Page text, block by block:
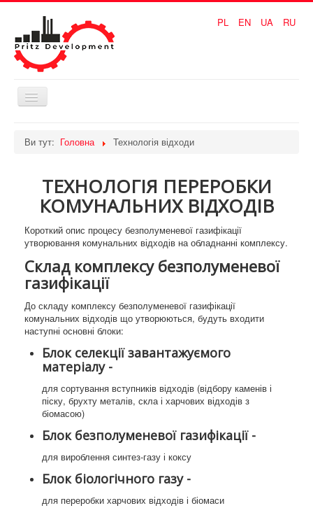
PL EN UA RU
Перемикач
навігації
Технологія вугілля
Сировина і продукція
ПЕРЕВАГИ
КОНТАКТИ
Ви тут: Головна Технологія відходи
ТЕХНОЛОГІЯ ПЕРЕРОБКИ
КОМУНАЛЬНИХ ВІДХОДІВ
Короткий опис процесу безполуменевої газифікації
утворювання комунальних відходів на обладнанні комплексу.
Склад комплексу безполуменевої
газифікації
До складу комплексу безполуменевої газифікації
комунальних відходів що утворюються, будуть входити
наступні основні блоки:
Блок селекції завантажуємого
матеріалу -
для сортування вступників відходів (відбору каменів і
піску, брухту металів, скла і харчових відходів з
біомасою)
Блок безполуменевої газифікації -
для вироблення синтез-газу і коксу
Блок біологічного газу -
для переробки харчових відходів і біомаси